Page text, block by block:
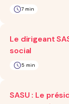
7 min
Le dirigeant
social
5 min
SASU : Le